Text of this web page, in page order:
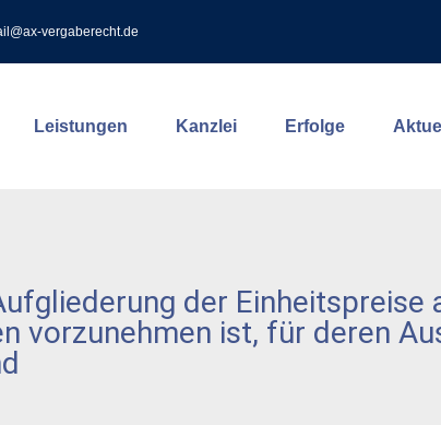
vergaberecht.de
Leistungen Kanzlei Erfolge
der Einheitspreise
vorzunehmen ist, für deren